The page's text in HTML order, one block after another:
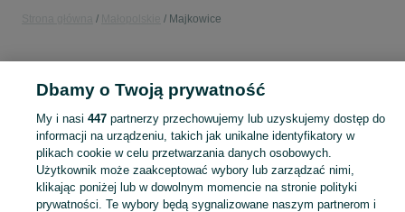
Majkowice
520 70 38
Skorzystaj z największego serwisu ogłoszeniowego - Majkowice i okolice! Kupuj to, czego pragniesz i sprzedawaj to, czego już nie potrzebujesz! Zobacz
Dbamy o Twoją prywatność
My i nasi 447partnerzy przechowujemy lub uzyskujemy dostęp do
informacji na urządzeniu, takich jak unikalne identyfikatory w
plikach cookie w celu przetwarzania danych osobowych.
Użytkownik może zaakceptować wybory lub zarządzać nimi,
klikając poniżej lub w dowolnym momencie na stronie polityki
prywatności. Te wybory będą sygnalizowane naszym partnerom i